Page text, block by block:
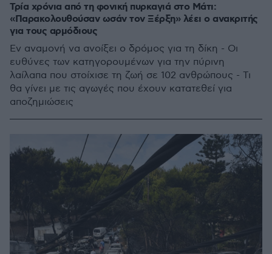
Τρία χρόνια από τη φονική πυρκαγιά στο Μάτι:
«Παρακολουθούσαν ωσάν τον Ξέρξη» λέει ο ανακριτής
για τους αρμόδιους
Εν αναμονή να ανοίξει ο δρόμος για τη δίκη - Οι
ευθύνες των κατηγορουμένων για την πύρινη
λαίλαπα που στοίχισε τη ζωή σε 102 ανθρώπους - Τι
θα γίνει με τις αγωγές που έχουν κατατεθεί για
αποζημιώσεις